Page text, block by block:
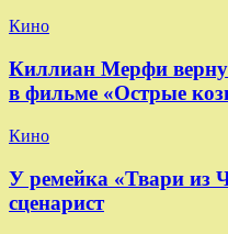
Кино
Киллиан Мерфи
в фильме «Острые
Кино
У ремейка «Твари из
сценарист